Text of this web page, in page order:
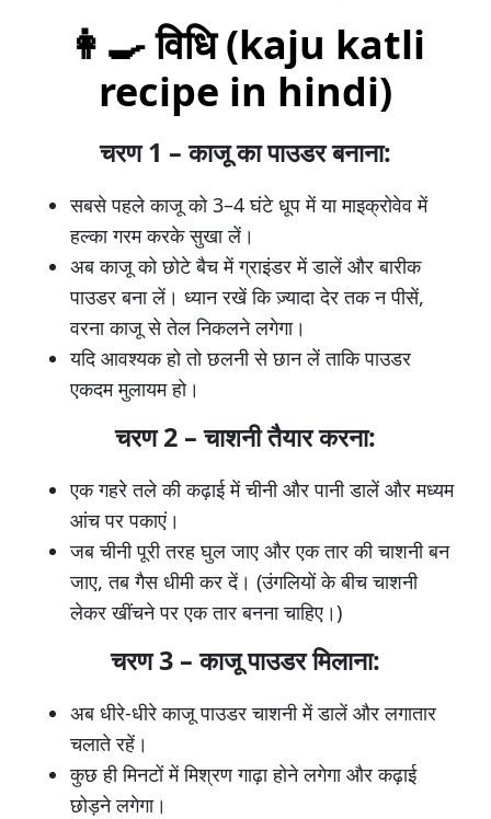
👩‍🍳 विधि (kaju katli
recipe in hindi)
चरण 1 – काजू का पाउडर बनाना:
सबसे पहले काजू को 3–4 घंटे धूप में या माइक्रोवेव में
हल्का गरम करके सुखा लें।
अब काजू को छोटे बैच में ग्राइंडर में डालें और बारीक
पाउडर बना लें। ध्यान रखें कि ज़्यादा देर तक न पीसें,
वरना काजू से तेल निकलने लगेगा।
यदि आवश्यक हो तो छलनी से छान लें ताकि पाउडर
एकदम मुलायम हो।
चरण 2 – चाशनी तैयार करना:
एक गहरे तले की कढ़ाई में चीनी और पानी डालें और मध्यम
आंच पर पकाएं।
जब चीनी पूरी तरह घुल जाए और एक तार की चाशनी बन
जाए, तब गैस धीमी कर दें। (उंगलियों के बीच चाशनी
लेकर खींचने पर एक तार बनना चाहिए।)
चरण 3 – काजू पाउडर मिलाना:
अब धीरे-धीरे काजू पाउडर चाशनी में डालें और लगातार
चलाते रहें।
कुछ ही मिनटों में मिश्रण गाढ़ा होने लगेगा और कढ़ाई
छोड़ने लगेगा।